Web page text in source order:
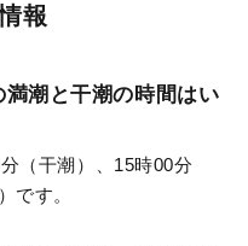
報
潮と干潮の時間はい
（干潮）、15時00分
です。